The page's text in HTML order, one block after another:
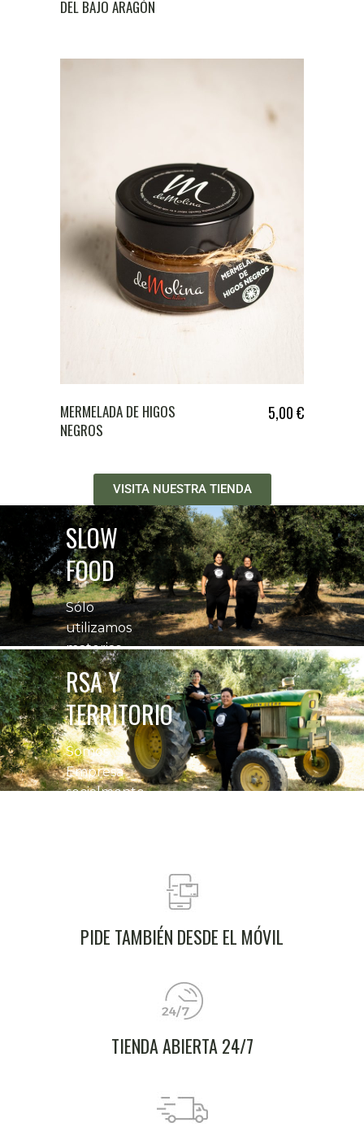
DEL BAJO ARAGÓN
MERMELADA DE HIGOS
NEGROS
5,00€
VISITA NUESTRA TIENDA
SLOW
FOOD
Sólo
utilizamos
materias
primas
cultivadas en
nuestras
fincas, sin
aditivos ni
conservantes.
RSA Y
TERRITORIO
Somos
Empresa
socialmente
PIDE TAMBIÉN DESDE EL MÓVIL
TIENDA ABIERTA 24/7